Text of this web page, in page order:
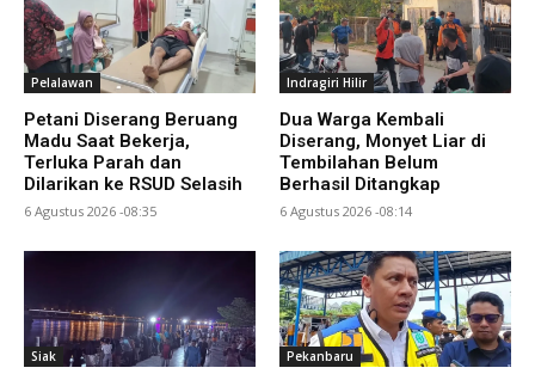
Pelalawan
Petani Diserang Beruang
Madu Saat Bekerja,
Terluka Parah dan
Dilarikan ke RSUD Selasih
6 Agustus 2026 -08:35
Indragiri Hilir
Dua Warga Kembali
Diserang, Monyet Liar di
Tembilahan Belum
Berhasil Ditangkap
6 Agustus 2026 -08:14
Siak Pekanbaru